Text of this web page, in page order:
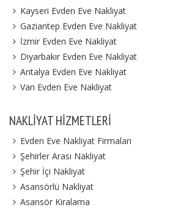
Kayseri Evden Eve Nakliyat
Gaziantep Evden Eve Nakliyat
İzmir Evden Eve Nakliyat
Diyarbakır Evden Eve Nakliyat
Antalya Evden Eve Nakliyat
Van Evden Eve Nakliyat
NAKLIYAT HIZMETLERI
Evden Eve Nakliyat Firmaları
Şehirler Arası Nakliyat
Şehir İçi Nakliyat
Asansörlü Nakliyat
Asansör Kiralama